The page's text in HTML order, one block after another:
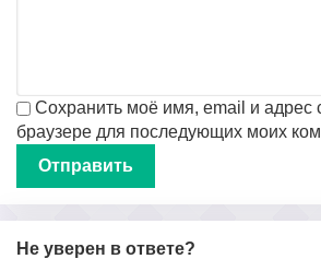
Сохранить моё имя, email и адрес
браузере для последующих моих
Не уверен в ответе?